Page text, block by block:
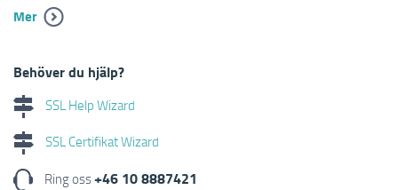
Mer
Behöver du hjälp?
SSL Help Wizard
SSL Certifikat Wizard
Ring oss+46 10 8887421